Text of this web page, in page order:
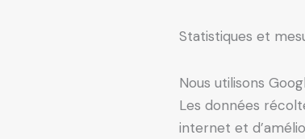
Statistiques et
Nous utilisons
Les données
internet et